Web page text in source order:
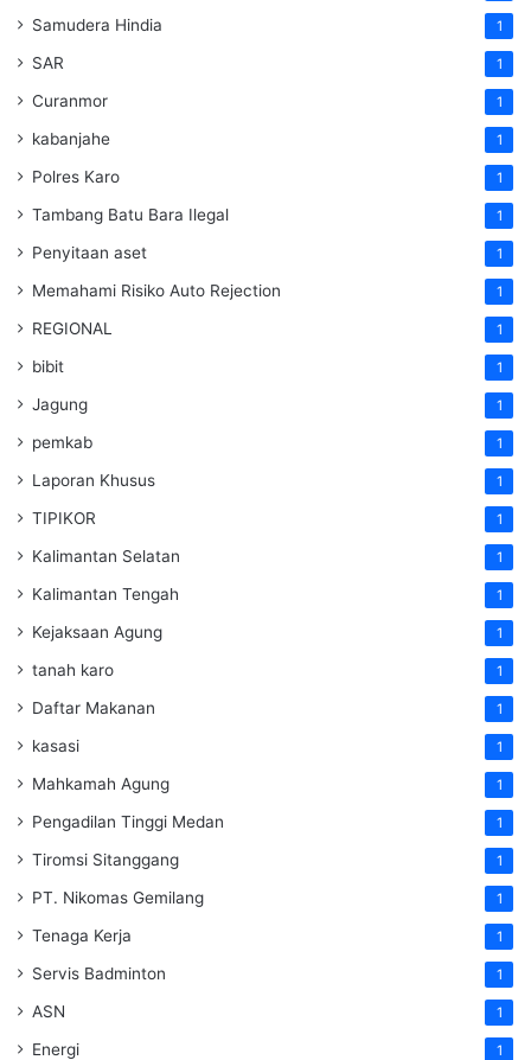
Samudera Hindia 1
SAR 1
Curanmor 1
kabanjahe 1
Polres Karo 1
Tambang Batu Bara Ilegal 1
Penyitaan aset 1
Memahami Risiko Auto Rejection 1
REGIONAL 1
bibit 1
Jagung 1
pemkab 1
Laporan Khusus 1
TIPIKOR 1
Kalimantan Selatan 1
Kalimantan Tengah 1
Kejaksaan Agung 1
tanah karo 1
Daftar Makanan 1
kasasi 1
Mahkamah Agung 1
Pengadilan Tinggi Medan 1
Tiromsi Sitanggang 1
PT. Nikomas Gemilang 1
Tenaga Kerja 1
Servis Badminton 1
ASN 1
Energi 1